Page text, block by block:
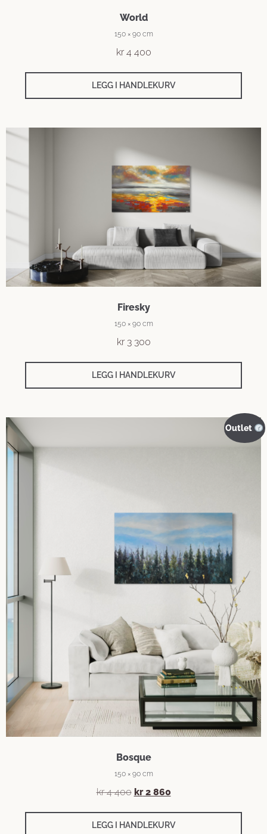
World
150 × 90 cm
kr4 400
LEGG I HANDLEKURV
Firesky
150 × 90 cm
kr3 300
LEGG I HANDLEKURV
Outlet
Bosque
150 × 90 cm
kr4 400 kr2 860
LEGG I HANDLEKURV